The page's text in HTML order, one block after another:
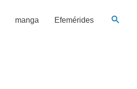
manga Efemérides